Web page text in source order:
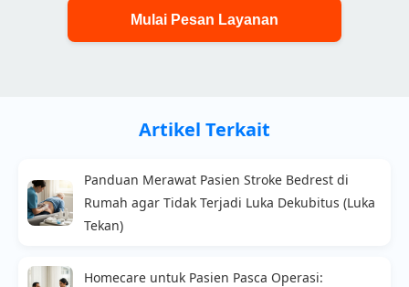
Mulai Pesan Layanan
Artikel Terkait
Panduan Merawat Pasien Stroke Bedrest di
Rumah agar Tidak Terjadi Luka Dekubitus (Luka
Tekan)
Homecare untuk Pasien Pasca Operasi: